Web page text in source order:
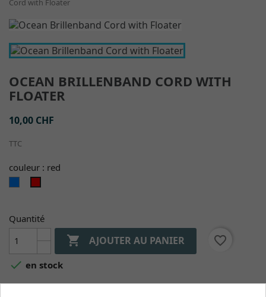
Cord with Floater
OCEAN BRILLENBAND CORD WITH
FLOATER
10,00 CHF
TTC
couleur : red
Quantité
 AJOUTER AU PANIER
favorite_border
 en stock